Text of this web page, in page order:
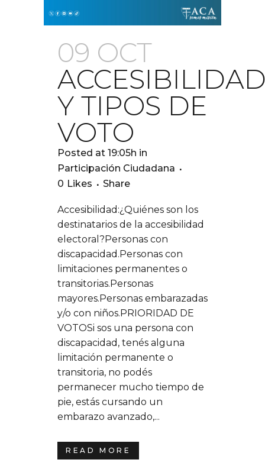
09 OCT
Y TIPOS DE
VOTO
Posted at 19:05h in
Participación Ciudadana
0 Likes Share
Accesibilidad:¿Quiénes son los
destinatarios de la accesibilidad
electoral?Personas con
discapacidad.Personas con
limitaciones permanentes o
transitorias.Personas
mayores.Personas embarazadas
y/o con niños.PRIORIDAD DE
VOTOSi sos una persona con
discapacidad, tenés alguna
limitación permanente o
transitoria, no podés
permanecer mucho tiempo de
pie, estás cursando un
embarazo avanzado,...
READ MORE